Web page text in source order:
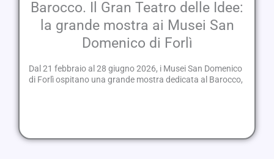
Barocco. Il Gran Teatro delle Idee:
la grande mostra ai Musei San
Domenico di Forlì
Dal 21 febbraio al 28 giugno 2026, i Musei San Domenico
di Forlì ospitano una grande mostra dedicata al Barocco,